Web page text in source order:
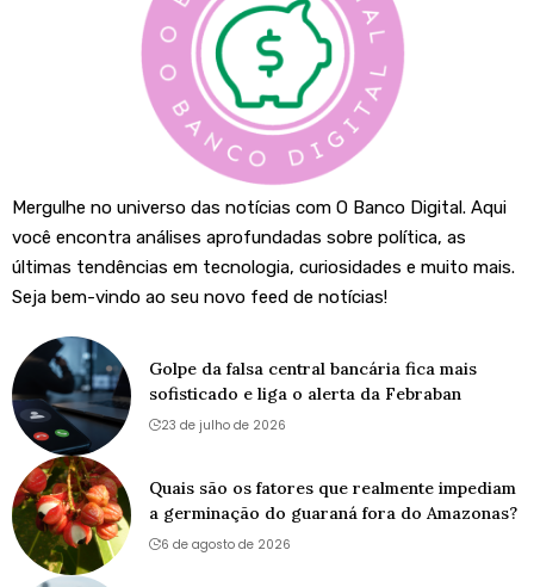
Mergulhe no universo das notícias com O Banco Digital. Aqui
você encontra análises aprofundadas sobre política, as
últimas tendências em tecnologia, curiosidades e muito mais.
Seja bem-vindo ao seu novo feed de notícias!
Golpe da falsa central bancária fica mais
sofisticado e liga o alerta da Febraban
23 de julho de 2026
Quais são os fatores que realmente impediam
a germinação do guaraná fora do Amazonas?
6 de agosto de 2026